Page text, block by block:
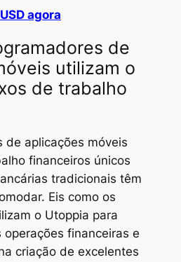
agora
de
utilizam o
de trabalho
de aplicações móveis
financeiros únicos
tradicionais têm
Eis como os
o Utoppia para
operações financeiras e
criação de excelentes